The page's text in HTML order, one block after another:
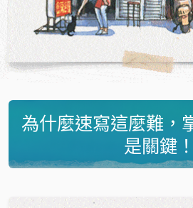
為什麼速寫這麼難，
是關鍵！